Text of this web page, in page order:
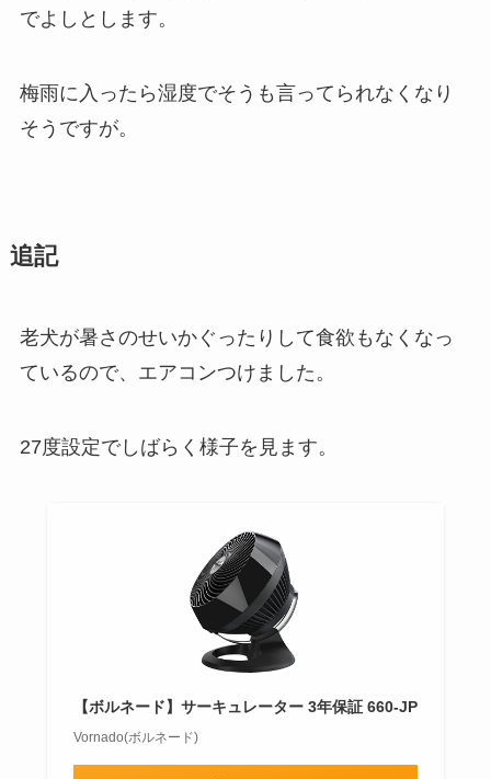
でよしとします。
梅雨に入ったら湿度でそうも言ってられなくなり
そうですが。
追記
老犬が暑さのせいかぐったりして食欲もなくなっ
ているので、エアコンつけました。
27度設定でしばらく様子を見ます。
【ボルネード】サーキュレーター 3年保証 660-JP
Vornado(ボルネード)